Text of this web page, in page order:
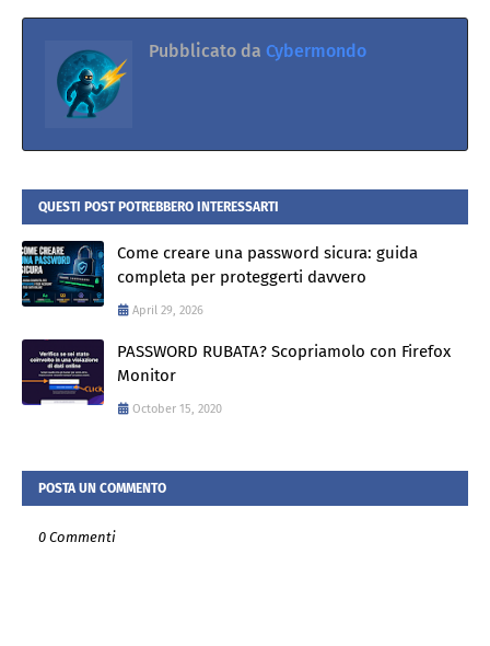
Pubblicato da Cybermondo
QUESTI POST POTREBBERO INTERESSARTI
Come creare una password sicura: guida
completa per proteggerti davvero
April 29, 2026
PASSWORD RUBATA? Scopriamolo con Firefox
Monitor
October 15, 2020
POSTA UN COMMENTO
0 Commenti